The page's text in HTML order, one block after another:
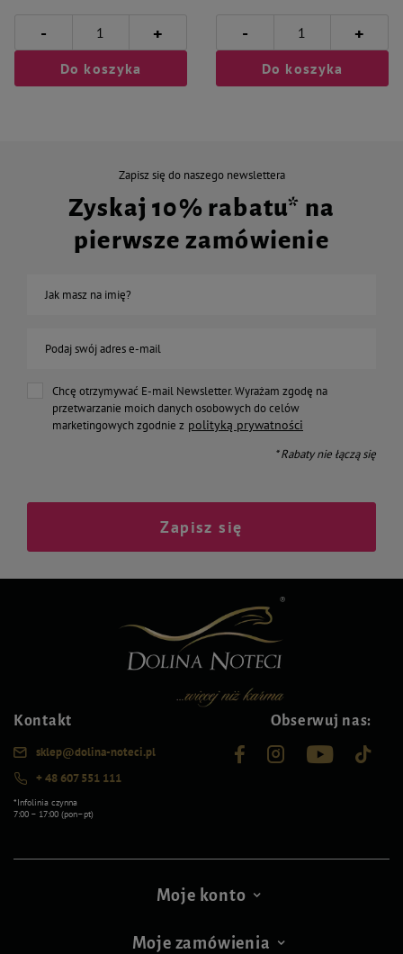
- +
Do koszyka
- +
Do koszyka
Zapisz się do naszego newslettera
Zyskaj 10% rabatu* na
pierwsze zamówienie
Jak masz na imię?
Podaj swój adres e-mail
Chcę otrzymywać E-mail Newsletter. Wyrażam zgodę na
przetwarzanie moich danych osobowych do celów
marketingowych zgodnie z polityką prywatności
* Rabaty nie łączą się
Zapisz się
Kontakt
sklep@dolina-noteci.pl
+ 48 607 551 111
*Infolinia czynna
7:00 – 17:00 (pon–pt)
Obserwuj nas:
Moje konto
Moje zamówienia